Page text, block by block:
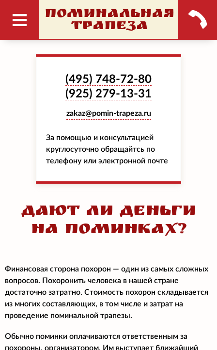
ПОМИНАЛЬНАЯ
ТРАПЕЗА
(495) 748-72-80
(925) 279-13-31
zakaz@pomin-trapeza.ru
За помощью и консультацией
круглосуточно обращайтсь по
телефону или электронной почте
Дают ли деньги
на поминках?
Финансовая сторона похорон — один из самых сложных
вопросов. Похоронить человека в нашей стране
достаточно затратно. Стоимость похорон складывается
из многих составляющих, в том числе и затрат на
проведение поминальной трапезы.
Обычно поминки оплачиваются ответственным за
похороны, организатором. Им выступает ближайший